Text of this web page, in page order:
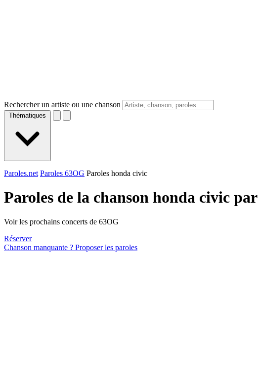
Rechercher un artiste ou une chanson
Thématiques
Paroles.net Paroles 63OG Paroles honda civic
Paroles de la chanson honda civic par
Voir les prochains concerts de 63OG
Réserver
Chanson manquante ? Proposer les paroles